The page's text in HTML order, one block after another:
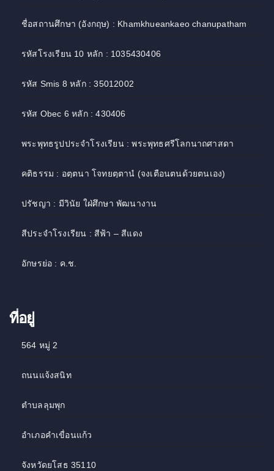
ชื่อสถานศึกษา (อังกฤษ) : Khamkhueankaeo chanupatham
รหัสโรงเรียน 10 หลัก : 1035430406
รหัส Smis 8 หลัก : 35012002
รหัส Obec 6 หลัก : 430406
พระพุทธรูปประจำโรงเรียน : พระพุทธศรีโลกนาถศาสดา
คติธรรม : อตฺตนา โจทยตฺตานํ (จงเตือนตนด้วยตนเอง)
ปรัชญา : มีวินัย ใฝ่ศึกษา พัฒนางาน
สีประจำโรงเรียน : สีฟ้า – สีแดง
อักษรย่อ : ค.ช.
ที่อยู่
564 หมู่ 2
ถนนแจ้งสนิท
ตำบลลุมพุก
อำเภอคำเขื่อนแก้ว
จังหวัดยโสธ 35110